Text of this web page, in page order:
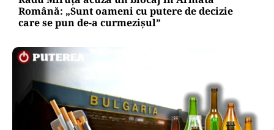
Română: „Sunt oameni cu putere de decizie
care se pun de-a curmezișul”